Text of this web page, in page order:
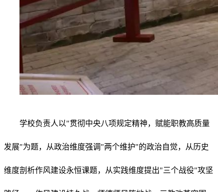
学校负责人以"贯彻中央八项规定精神，赋能职教高质量
发展"为题，从政治维度强调"两个维护"的政治自觉，从历史
维度剖析作风建设永恒课题，从实践维度提出"三个战役"攻坚